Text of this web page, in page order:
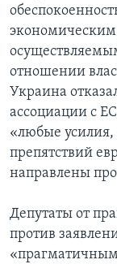
отношении
Украина
ассоциации с
«любые усилия,
препятствий
направлены
Депутаты от
против